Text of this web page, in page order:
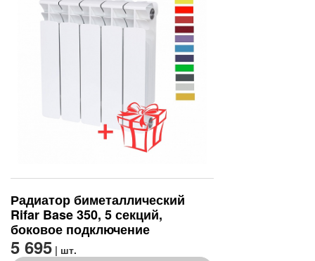
Радиатор биметаллический
Rifar Base 350, 5 секций,
боковое подключение
5 695 | шт.